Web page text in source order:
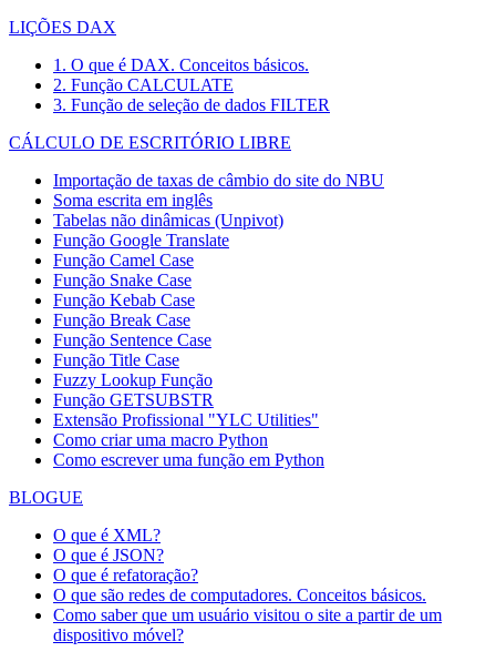
LIÇÕES DAX
1. O que é DAX. Conceitos básicos.
2. Função CALCULATE
3. Função de seleção de dados FILTER
CÁLCULO DE ESCRITÓRIO LIBRE
Importação de taxas de câmbio do site do NBU
Soma escrita em inglês
Tabelas não dinâmicas (Unpivot)
Função Google Translate
Função Camel Case
Função Snake Case
Função Kebab Case
Função Break Case
Função Sentence Case
Função Title Case
Fuzzy Lookup Função
Função GETSUBSTR
Extensão Profissional "YLC Utilities"
Como criar uma macro Python
Como escrever uma função em Python
BLOGUE
O que é XML?
O que é JSON?
O que é refatoração?
O que são redes de computadores. Conceitos básicos.
Como saber que um usuário visitou o site a partir de um
dispositivo móvel?